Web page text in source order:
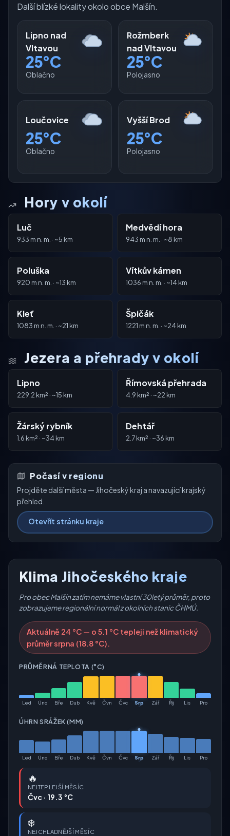
Další blízké lokality okolo obce Malšín.
Lipno nad
Vltavou
25°C
Oblačno
Rožmberk
nad Vltavou
25°C
Polojasno
Loučovice
25°C
Oblačno
Vyšší Brod
25°C
Polojasno
Hory v okolí
Luč
933 m n. m. · ~5 km
Medvědí hora
943 m n. m. · ~8 km
Poluška
920 m n. m. · ~13 km
Vítkův kámen
1036 m n. m. · ~14 km
Kleť
1083 m n. m. · ~21 km
Špičák
1221 m n. m. · ~24 km
Jezera a přehrady v okolí
Lipno
229.2 km² · ~15 km
Římovská přehrada
4.9 km² · ~22 km
Žárský rybník
1.6 km² · ~34 km
Dehtář
2.7 km² · ~36 km
Počasí v regionu
Projděte další města — Jihočeský kraj a navazující krajský
přehled.
Otevřít stránku kraje
Klima Jihočeského kraje
Pro obec Malšín zatím nemáme vlastní 30letý průměr, proto
zobrazujeme regionální normál z okolních stanic ČHMÚ.
Aktuálně 24 °C — o 5.1 °C tepleji než klimatický
průměr srpna (18.8 °C).
PRŮMĚRNÁ TEPLOTA (°C)
Led Úno Bře Dub Kvě Čvn Čvc Srp Zář Říj Lis Pro
ÚHRN SRÁŽEK (MM)
Led Úno Bře Dub Kvě Čvn Čvc Srp Zář Říj Lis Pro
🔥
NEJTEPLEJŠÍ MĚSÍC
Čvc · 19.3 °C
❄️
NEJCHLADNĚJŠÍ MĚSÍC